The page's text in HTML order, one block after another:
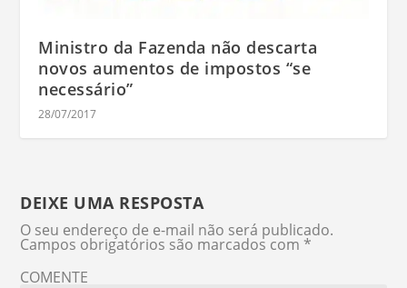
Ministro da Fazenda não descarta
novos aumentos de impostos “se
necessário”
28/07/2017
DEIXE UMA RESPOSTA
O seu endereço de e-mail não será publicado.
Campos obrigatórios são marcados com *
COMENTE